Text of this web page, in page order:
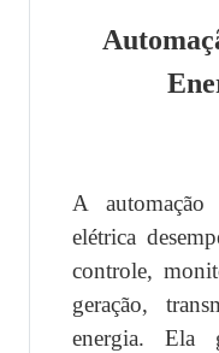
A automação
elétrica
controle,
geração,
energia. Ela